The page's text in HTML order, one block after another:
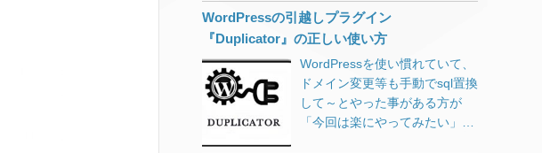
最近では受信メールにPOPを使
う人は少ないのかもしれません
が、私はPOP派で、50以上のメ
ールアカウント全てをPOPで設
定しています。 自サーバにおい
ては何年か前にサブミッション
ポートの運用に切り替えました
の無料ライセンスを確認しない
ともったいない。
WordPressの引越しプラグイン
『Duplicator』の正しい使い方
WordPressを使い慣れていて、
ドメイン変更等も手動でsql置換
して～とやった事がある方が
「今回は楽にやってみたい」